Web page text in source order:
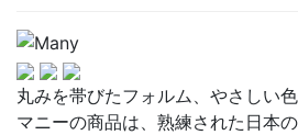
丸みを帯びたフォルム、やさしい色
マニーの商品は、熟練された日本